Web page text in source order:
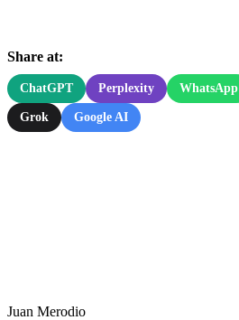
Share at:
ChatGPT Perplexity WhatsApp
Grok Google AI
Juan Merodio